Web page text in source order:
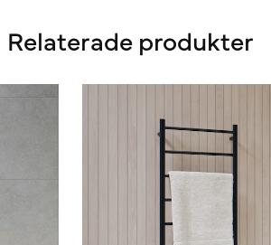
Relaterade produkter